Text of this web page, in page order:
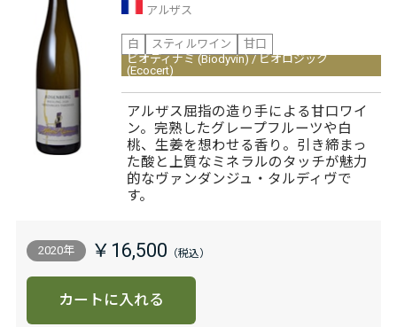
アルザス
白
スティルワイン
甘口
ビオディナミ (Biodyvin) / ビオロジック
(Ecocert)
アルザス屈指の造り手による甘口ワイ
ン。完熟したグレープフルーツや白
桃、生姜を想わせる香り。引き締まっ
た酸と上質なミネラルのタッチが魅力
的なヴァンダンジュ・タルディヴで
す。
2020年 ￥16,500
カートに入れる